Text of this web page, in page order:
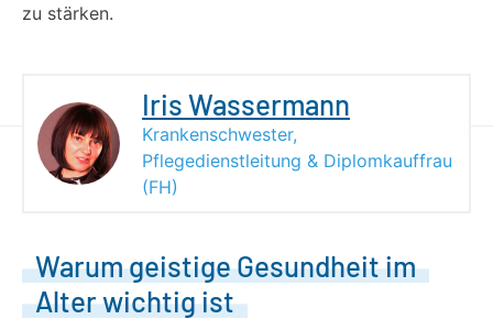
zu stärken.
Iris Wassermann
Krankenschwester,
Pflegedienstleitung & Diplomkauffrau
(FH)
Warum geistige Gesundheit im
Alter wichtig ist